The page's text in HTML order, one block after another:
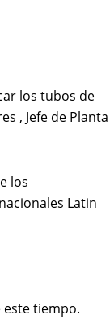
los tubos de
, Jefe de Planta
los
Latin
tiempo.